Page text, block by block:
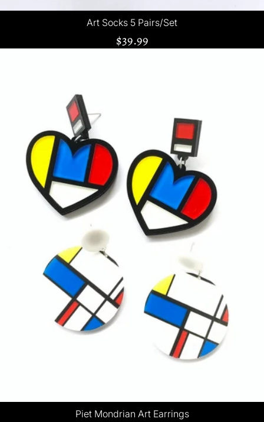
Art Socks 5 Pairs/Set
$39.99
Piet Mondrian Art Earrings